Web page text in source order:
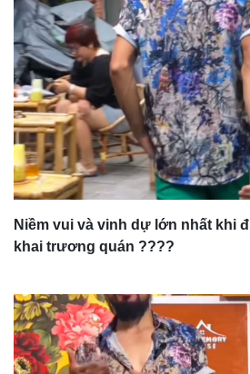
Niềm vui và vinh dự lớn nhất khi
khai trương quán ????